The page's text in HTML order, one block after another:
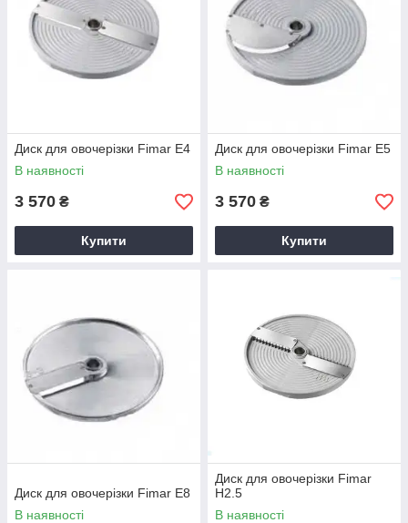
Диск для овочерізки Fimar E4
В наявності
3 570 ₴
Купити
Диск для овочерізки Fimar E5
В наявності
3 570 ₴
Купити
Диск для овочерізки Fimar E8
В наявності
Диск для овочерізки Fimar
H2.5
В наявності